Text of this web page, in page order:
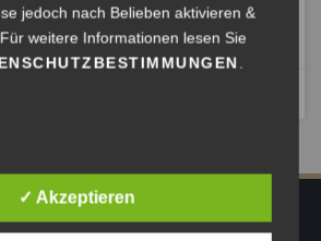
DATENSCHUTZ
AGB
jedoch nach Belieben aktivieren &
weitere Informationen lesen Sie
.
✓ Akzeptieren